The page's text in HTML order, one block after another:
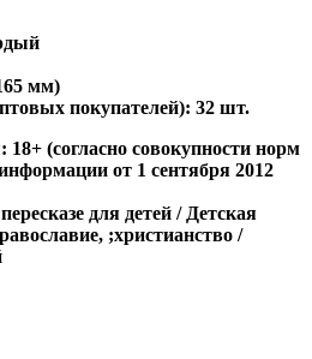
мм)
покупателей): 32 шт.
18+ (согласно совокупности норм
от 1 сентября 2012
для детей / Детская
;христианство /